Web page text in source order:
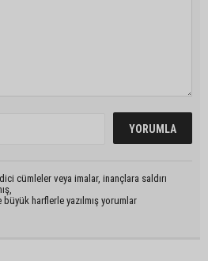
cümleler veya imalar, inançlara saldırı
harflerle yazılmış yorumlar